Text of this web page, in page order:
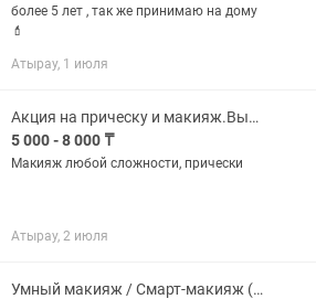
более 5 лет , так же принимаю на дому
💄
Атырау, 1 июля
Акция на прическу и макияж.Выезд на дом!
5 000 - 8 000 ₸
Макияж любой сложности, прически
Атырау, 2 июля
Умный макияж / Смарт-макияж (Smart Makeup)!